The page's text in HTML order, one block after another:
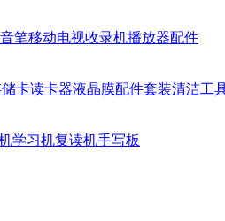
笔移动电视收录机播放器配件
卡读卡器液晶膜配件套装清洁工
学习机复读机手写板